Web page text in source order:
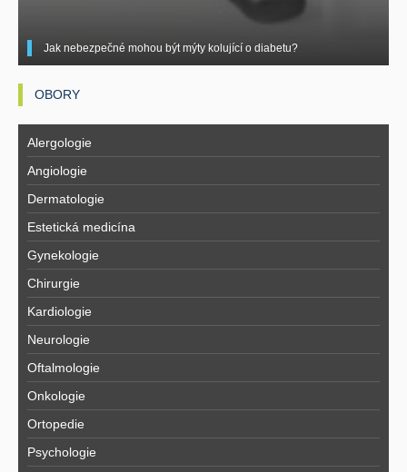
Jak nebezpečné mohou být mýty kolující o diabetu?
OBORY
Alergologie
Angiologie
Dermatologie
Estetická medicína
Gynekologie
Chirurgie
Kardiologie
Neurologie
Oftalmologie
Onkologie
Ortopedie
Psychologie